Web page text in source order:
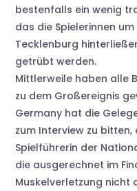
bestenfalls ein wenig
das die Spielerinnen
Tecklenburg
getrübt werden.
Mittlerweile haben alle
zu dem Großereignis
Germany hat die
zum Interview zu
Spielführerin der
die ausgerechnet im
Muskelverletzung